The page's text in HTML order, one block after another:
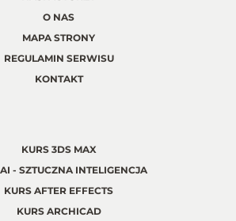
O NAS
MAPA STRONY
REGULAMIN SERWISU
KONTAKT
KURS 3DS MAX
- SZTUCZNA INTELIGENCJA
KURS AFTER EFFECTS
KURS ARCHICAD